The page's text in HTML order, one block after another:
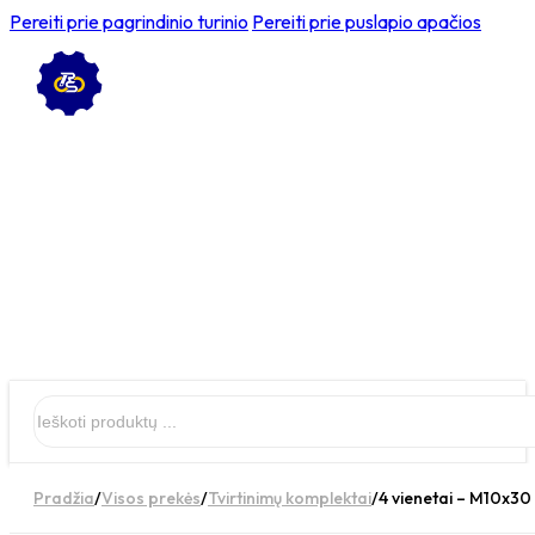
Pereiti prie pagrindinio turinio Pereiti prie puslapio apačios
Pradžia/Visos prekės/Tvirtinimų komplektai/4 vienetai –